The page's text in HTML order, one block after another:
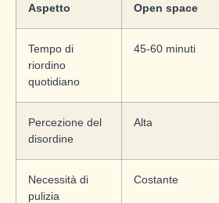
Aspetto Open space
Tempo di
riordino
quotidiano
45-60 minuti
Percezione del
disordine
Alta
Necessità di
pulizia
Costante